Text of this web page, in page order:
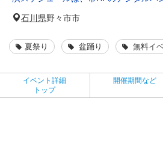
石川県野々市市
夏祭り 盆踊り 無料イ
イベント詳細
トップ
開催期間など